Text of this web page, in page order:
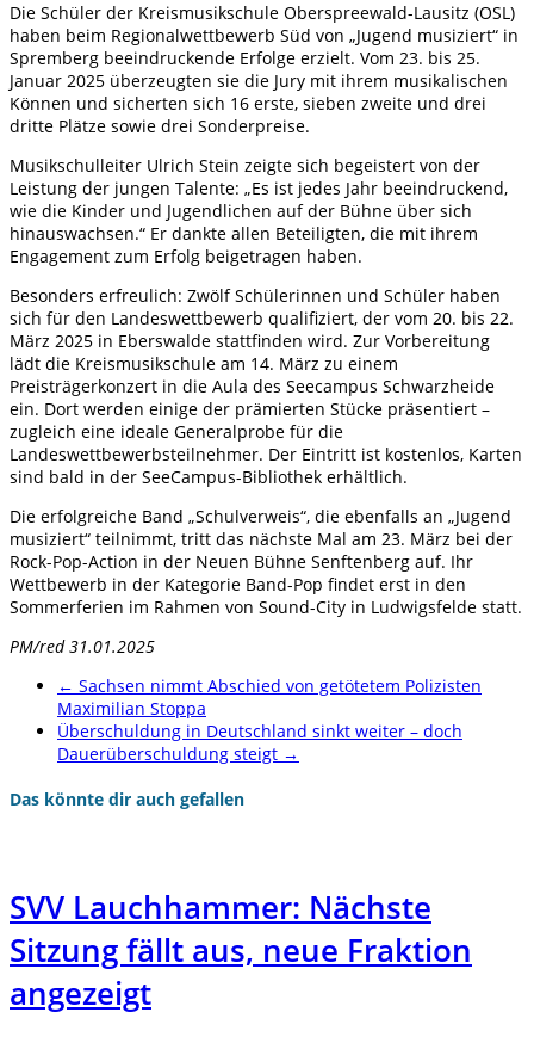
Die Schüler der Kreismusikschule Oberspreewald-Lausitz (OSL)
haben beim Regionalwettbewerb Süd von „Jugend musiziert“ in
Spremberg beeindruckende Erfolge erzielt. Vom 23. bis 25.
Januar 2025 überzeugten sie die Jury mit ihrem musikalischen
Können und sicherten sich 16 erste, sieben zweite und drei
dritte Plätze sowie drei Sonderpreise.
Musikschulleiter Ulrich Stein zeigte sich begeistert von der
Leistung der jungen Talente: „Es ist jedes Jahr beeindruckend,
wie die Kinder und Jugendlichen auf der Bühne über sich
hinauswachsen.“ Er dankte allen Beteiligten, die mit ihrem
Engagement zum Erfolg beigetragen haben.
Besonders erfreulich: Zwölf Schülerinnen und Schüler haben
sich für den Landeswettbewerb qualifiziert, der vom 20. bis 22.
März 2025 in Eberswalde stattfinden wird. Zur Vorbereitung
lädt die Kreismusikschule am 14. März zu einem
Preisträgerkonzert in die Aula des Seecampus Schwarzheide
ein. Dort werden einige der prämierten Stücke präsentiert –
zugleich eine ideale Generalprobe für die
Landeswettbewerbsteilnehmer. Der Eintritt ist kostenlos, Karten
sind bald in der SeeCampus-Bibliothek erhältlich.
Die erfolgreiche Band „Schulverweis“, die ebenfalls an „Jugend
musiziert“ teilnimmt, tritt das nächste Mal am 23. März bei der
Rock-Pop-Action in der Neuen Bühne Senftenberg auf. Ihr
Wettbewerb in der Kategorie Band-Pop findet erst in den
Sommerferien im Rahmen von Sound-City in Ludwigsfelde statt.
PM/red 31.01.2025
← Sachsen nimmt Abschied von getötetem Polizisten
Maximilian Stoppa
Überschuldung in Deutschland sinkt weiter – doch
Dauerüberschuldung steigt →
Das könnte dir auch gefallen
SVV Lauchhammer: Nächste
Sitzung fällt aus, neue Fraktion
angezeigt